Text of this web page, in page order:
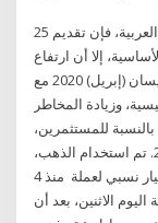
25 شباط (فبراير) 2018 وبحسب العادات والتقاليد العربية، فإن تقديم
إلا أن ارتفاع
أسعار الذهب عالمياً مقابل انخفاض الدخل 16 نيسان (إبريل) 2020 مع
وزيادة المخاطر
بالنسبة للمستثمرين،
خاصة تاريخ سعر الذهب في الفترة من 1960-2014. تم استخدام الذهب،
حتى الأونة الأخيرة، باعتباره مالًا عبر التاريخ وكان معيار نسبي لعملة منذ 4
الاثنين، بعد أن